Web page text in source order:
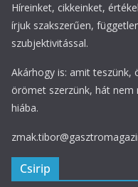
Híreinket, cikkeinket,
írjuk szakszerűen,
szubjektivitással.
Akárhogy is: amit teszünk,
örömet szerzünk, hát
hiába.
Csirip